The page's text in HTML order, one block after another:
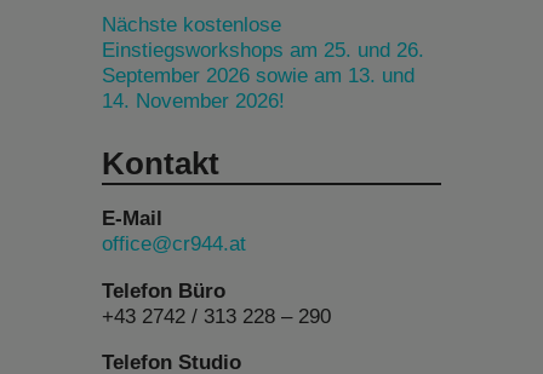
Nächste kostenlose
Einstiegsworkshops am 25. und 26.
September 2026 sowie am 13. und
14. November 2026!
Kontakt
E-Mail
office@cr944.at
Telefon Büro
+43 2742 / 313 228 – 290
Telefon Studio